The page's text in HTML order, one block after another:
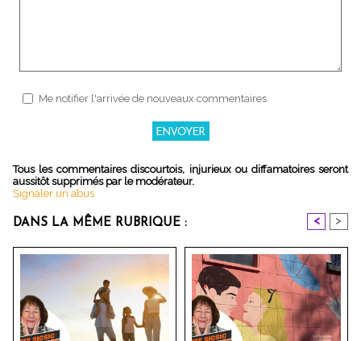
Me notifier l'arrivée de nouveaux commentaires
Tous les commentaires discourtois, injurieux ou diffamatoires seront
aussitôt supprimés par le modérateur.
Signaler un abus
DANS LA MÊME RUBRIQUE : < >